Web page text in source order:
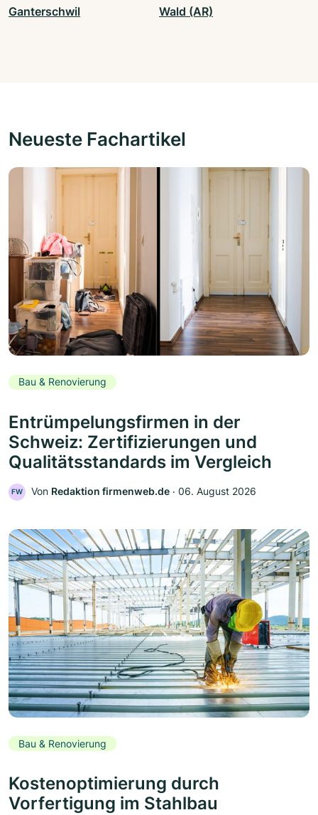
Ganterschwil Wald (AR)
Neueste Fachartikel
Bau & Renovierung
Entrümpelungsfirmen in der
Schweiz: Zertifizierungen und
Qualitätsstandards im Vergleich
FW Von Redaktion firmenweb.de ‧ 06. August 2026
Bau & Renovierung
Kostenoptimierung durch
Vorfertigung im Stahlbau